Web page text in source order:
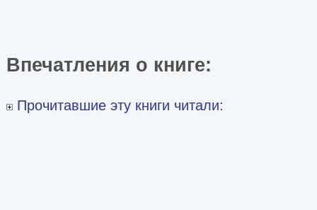
Впечатления о книге:
Прочитавшие эту книги читали: